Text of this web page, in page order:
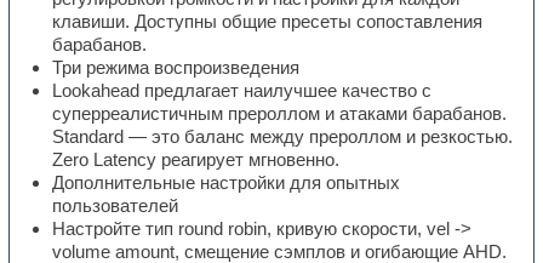
клавиши. Доступны общие пресеты сопоставления
барабанов.
Три режима воспроизведения
Lookahead предлагает наилучшее качество с
суперреалистичным прероллом и атаками барабанов.
Standard — это баланс между прероллом и резкостью.
Zero Latency реагирует мгновенно.
Дополнительные настройки для опытных
пользователей
Настройте тип round robin, кривую скорости, vel ->
volume amount, смещение сэмплов и огибающие AHD.